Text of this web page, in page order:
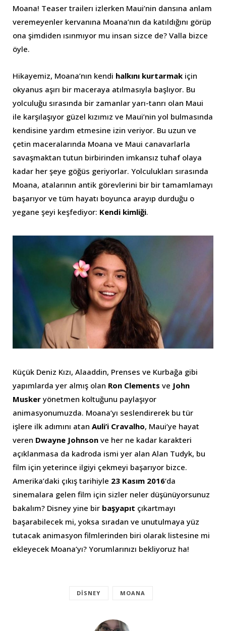
Moana! Teaser trailerı izlerken Maui’nin dansına anlam
veremeyenler kervanına Moana’nın da katıldığını görüp
ona şimdiden ısınmıyor mu insan sizce de? Valla bizce
öyle.
Hikayemiz, Moana’nın kendi halkını kurtarmak için
okyanus aşırı bir maceraya atılmasıyla başlıyor. Bu
yolculuğu sırasında bir zamanlar yarı-tanrı olan Maui
ile karşılaşıyor güzel kızımız ve Maui’nin yol bulmasında
kendisine yardım etmesine izin veriyor. Bu uzun ve
çetin maceralarında Moana ve Maui canavarlarla
savaşmaktan tutun birbirinden imkansız tuhaf olaya
kadar her şeye göğüs geriyorlar. Yolculukları sırasında
Moana, atalarının antik görevlerini bir bir tamamlamayı
başarıyor ve tüm hayatı boyunca arayıp durduğu o
yegane şeyi keşfediyor: Kendi kimliği.
Küçük Deniz Kızı, Alaaddin, Prenses ve Kurbağa gibi
yapımlarda yer almış olan Ron Clements ve John
Musker yönetmen koltuğunu paylaşıyor
animasyonumuzda. Moana’yı seslendirerek bu tür
işlere ilk adımını atan Auli’i Cravalho, Maui’ye hayat
veren Dwayne Johnson ve her ne kadar karakteri
açıklanmasa da kadroda ismi yer alan Alan Tudyk, bu
film için yeterince ilgiyi çekmeyi başarıyor bizce.
Amerika’daki çıkış tarihiyle 23 Kasım 2016‘da
sinemalara gelen film için sizler neler düşünüyorsunuz
bakalım? Disney yine bir başyapıt çıkartmayı
başarabilecek mi, yoksa sıradan ve unutulmaya yüz
tutacak animasyon filmlerinden biri olarak listesine mi
ekleyecek Moana’yı? Yorumlarınızı bekliyoruz ha!
DISNEY MOANA